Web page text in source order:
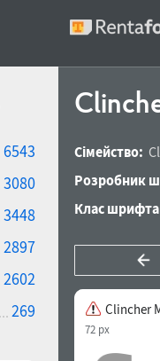
6543
3080
3448
2897
2602
269
Сімейство:
Розробник
Клас
Clincher
72 px